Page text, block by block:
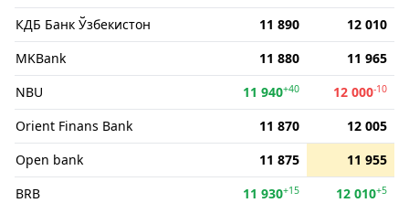
КДБ Банк Ўзбекистон
11 890
12 010
MKBank
11 880
11 965
NBU
11 940+40 12 000-10
Orient Finans Bank 11 870
12 005
Open bank
11 875
11 955
BRB
11 930+15 12 010+5